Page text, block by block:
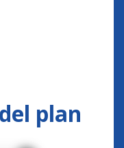
plan